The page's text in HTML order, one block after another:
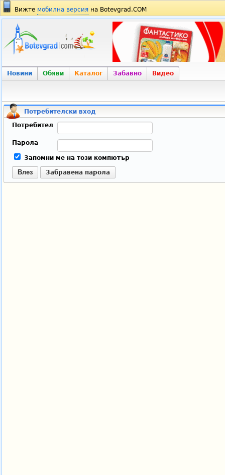
Вижте мобилна версия на Botevgrad.COM
Новини Обяви Каталог Забавно Видео
Потребителски вход
Потребител
Парола
Запомни ме на този компютър
Влез Забравена парола